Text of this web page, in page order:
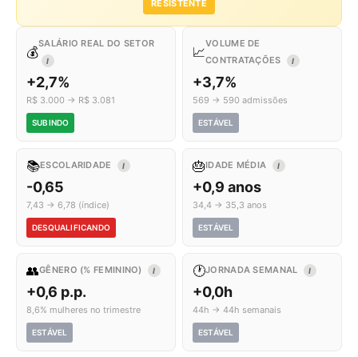
RESISTENTE
💰
SALÁRIO REAL DO SETOR
I
+2,7%
R$ 3.000 → R$ 3.081
SUBINDO
📈
VOLUME DE
CONTRATAÇÕES
I
+3,7%
569 → 590 admissões
ESTÁVEL
📚ESCOLARIDADE I
-0,65
7,43 → 6,78 (índice)
DESQUALIFICANDO
🎂IDADE MÉDIA I
+0,9 anos
34,4 → 35,3 anos
ESTÁVEL
👥GÊNERO (% FEMININO) I
+0,6 p.p.
8,6% mulheres no trimestre
ESTÁVEL
🕐JORNADA SEMANAL I
+0,0h
44h → 44h semanais
ESTÁVEL